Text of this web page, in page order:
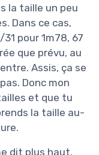
la taille un peu
Dans ce cas,
pour 1m78, 67
que prévu, au
Assis, ça se
Donc mon
et que tu
la taille au-
dit plus haut,